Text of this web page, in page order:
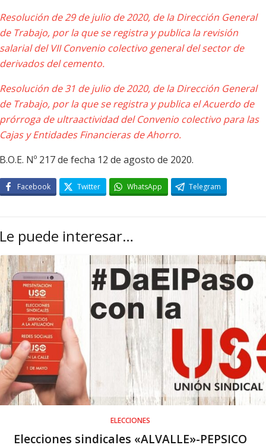
Resolución de 29 de julio de 2020, de la Dirección General
de Trabajo, por la que se registra y publica la revisión
salarial del VII Convenio colectivo general del sector de
derivados del cemento.
Resolución de 31 de julio de 2020, de la Dirección General
de Trabajo, por la que se registra y publica el Acuerdo de
prórroga de ultraactividad del Convenio colectivo para las
Cajas y Entidades Financieras de Ahorro.
B.O.E. Nº 217 de fecha 12 de agosto de 2020.
Facebook Twitter WhatsApp Telegram
Le puede interesar…
ELECCIONES
Elecciones sindicales «ALVALLE»-PEPSICO